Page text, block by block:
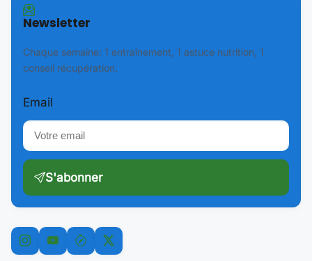
Newsletter
Chaque semaine: 1 entraînement, 1 astuce nutrition, 1
conseil récupération.
Email
S'abonner